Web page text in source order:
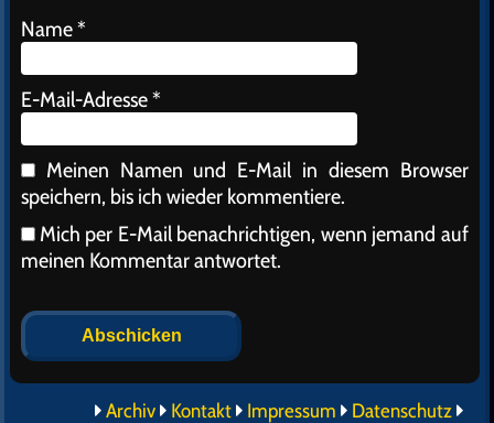
Name*
E-Mail-Adresse*
Meinen Namen und E-Mail in diesem Browser
speichern, bis ich wieder kommentiere.
Mich per E-Mail benachrichtigen, wenn jemand auf
meinen Kommentar antwortet.
Alternative:
Archiv Kontakt Impressum Datenschutz